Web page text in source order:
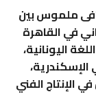
ملموس بين
في القاهرة
اليونانية،
الإسكندرية،
الإنتاج الفني